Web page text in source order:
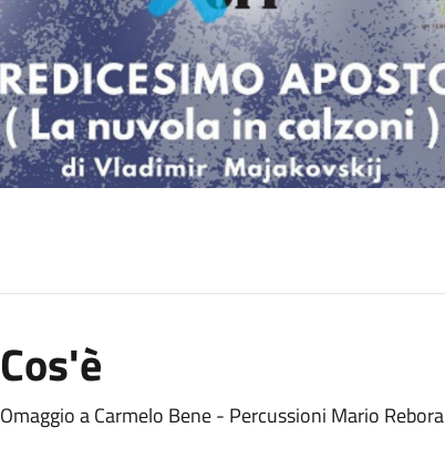
Cos'è
Omaggio a Carmelo Bene - Percussioni Mario Rebora